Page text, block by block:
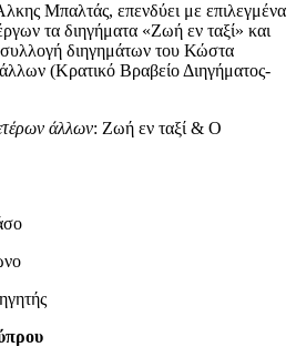
Μπαλτάς, επενδύει με επιλεγμένα
τα διηγήματα «Ζωή εν ταξί» και
διηγημάτων του Κώστα
(Κρατικό Βραβείο Διηγήματος-
άλλων: Ζωή εν ταξί & Ο